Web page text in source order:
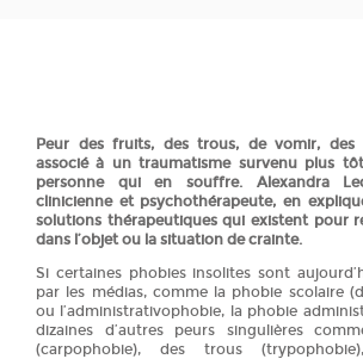
Peur des fruits, des trous, de vomir, des
associé à un traumatisme survenu plus
personne qui en souffre. Alexandra
clinicienne et psychothérapeute, en
solutions thérapeutiques qui existent pour
dans l’objet ou la situation de crainte.
Si certaines phobies insolites sont
par les médias, comme la phobie scolaire
ou l’administrativophobie, la phobie
dizaines d’autres peurs singulières
(carpophobie), des trous